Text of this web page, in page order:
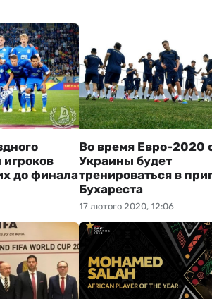
до финала
17 лютого 2020, 12:06
Во время Евро-2020
Украины будет
тренироваться в
Бухареста